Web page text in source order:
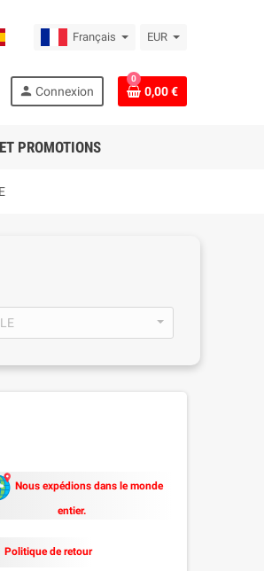
Français EUR
person Connexion
0
0,00 €
PROMOTIONS
Nous expédions dans le monde
entier.
Politique de retour